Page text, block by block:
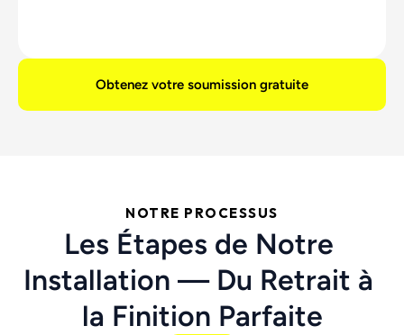
Obtenez votre soumission gratuite
NOTRE PROCESSUS
Les Étapes de Notre
Installation — Du Retrait à
la Finition Parfaite